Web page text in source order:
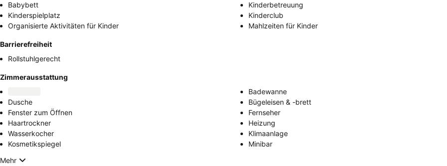
Babybett
Kinderbetreuung
Kinderspielplatz
Kinderclub
Organisierte Aktivitäten für Kinder
Mahlzeiten für Kinder
Barrierefreiheit
Rollstuhlgerecht
Zimmerausstattung
Badewanne
Dusche
Bügeleisen & -brett
Fenster zum Öffnen
Fernseher
Haartrockner
Heizung
Wasserkocher
Klimaanlage
Kosmetikspiegel
Minibar
Mehr